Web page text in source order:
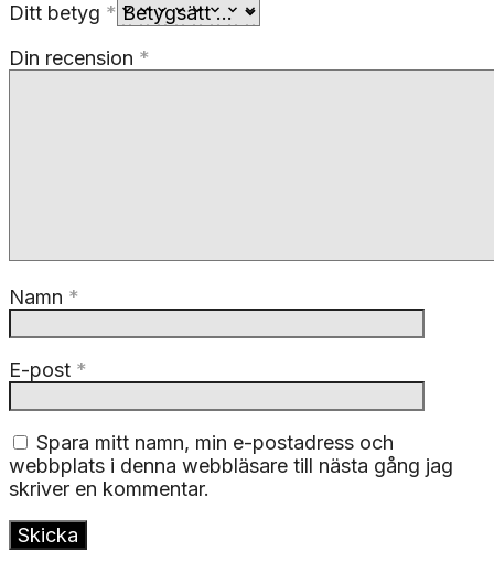
Ditt betyg *
Din recension *
Namn *
E-post *
Spara mitt namn, min e-postadress och
webbplats i denna webbläsare till nästa gång jag
skriver en kommentar.